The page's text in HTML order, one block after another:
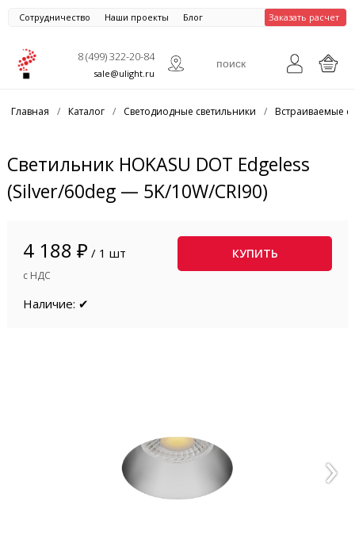
Сотрудничество Наши проекты Блог Заказать расчет
8 (499) 322-20-84
sale@ulight.ru
Главная / Каталог / Светодиодные светильники / Встраиваемые
Светильник HOKASU DOT Edgeless
(Silver/60deg — 5K/10W/CRI90)
4 188 ₽ / 1 шт
с НДС
КУПИТЬ
Наличие: ✔